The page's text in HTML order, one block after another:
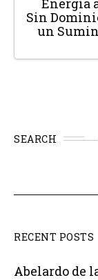
Sin
un
SEARCH
RECENT POSTS
Abelardo de